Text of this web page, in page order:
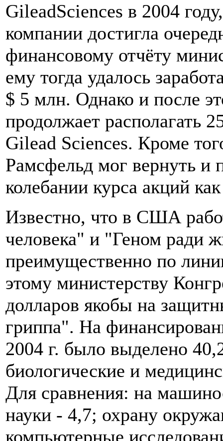
GileadSciences в 2004
компании достигла
финансовому отчёту
ему тогда удалось
$ 5 млн. Однако и после
продолжает располагать
Gilead Sciences. Кроме
Рамсфельд мог вернуть и
колебании курса акций
Известно, что в США
человека" и "Геном ради
преимущественно по
этому министерству
долларов якобы на
гриппа". На
2004 г. было выделено
биологические и
Для сравнения: на
науки - 4,7; охрану
компьютерные